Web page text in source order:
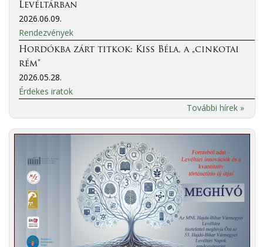
Levéltárban
2026.06.09.
Rendezvények
Hordókba zárt titkok: Kiss Béla, a „cinkotai
rém”
2026.05.28.
Érdekes iratok
További hírek »